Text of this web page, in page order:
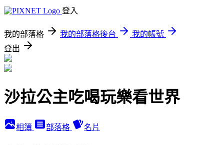
登入
我的部落格 我的部落格後台
我的帳號
登出
沙拉公主吃喝玩樂看世界
相簿 部落格 名片